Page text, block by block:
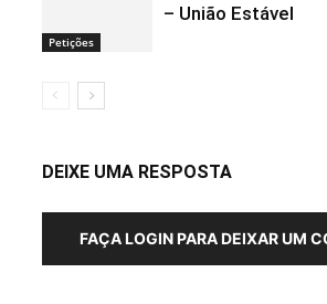
Petições
– União Estável
DEIXE UMA RESPOSTA
FAÇA LOGIN PARA DEIXAR UM